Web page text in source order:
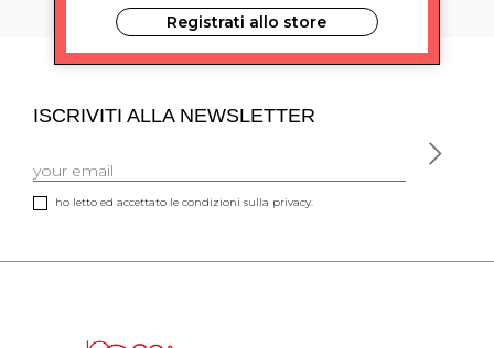
ISCRIVITI ALLA NEWSLETTER
ho letto ed accettato le condizioni sulla privacy.
Registrati allo store